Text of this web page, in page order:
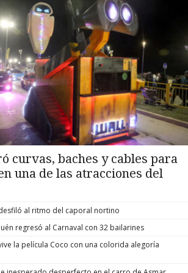
curvas, baches y cables para
una de las atracciones del
al ritmo del caporal nortino
regresó al Carnaval con 32 bailarines
la película Coco con una colorida alegoría